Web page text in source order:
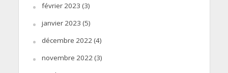
février 2023 (3)
janvier 2023 (5)
décembre 2022 (4)
novembre 2022 (3)